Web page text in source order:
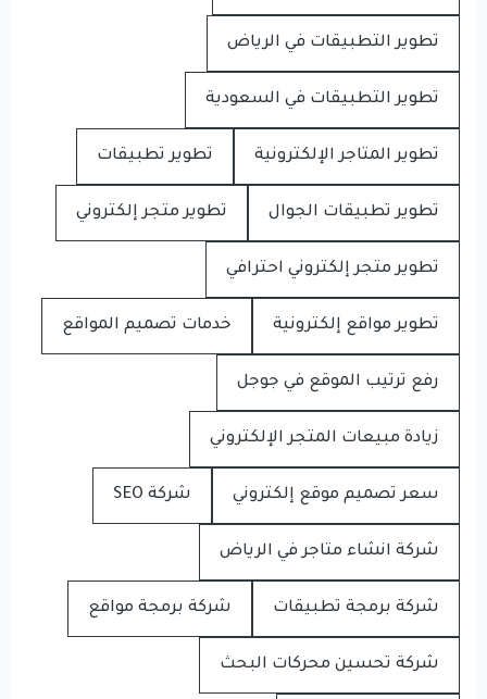
تطوير التطبيقات في الرياض
تطوير التطبيقات في السعودية
تطوير المتاجر الإلكترونية تطوير تطبيقات
تطوير تطبيقات الجوال تطوير متجر إلكتروني
تطوير متجر إلكتروني احترافي
تطوير مواقع إلكترونية خدمات تصميم المواقع
رفع ترتيب الموقع في جوجل
زيادة مبيعات المتجر الإلكتروني
سعر تصميم موقع إلكتروني شركة SEO
شركة انشاء متاجر في الرياض
شركة برمجة تطبيقات شركة برمجة مواقع
شركة تحسين محركات البحث